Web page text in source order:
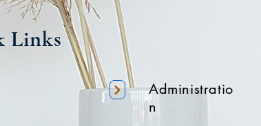
Links
Administratio
n